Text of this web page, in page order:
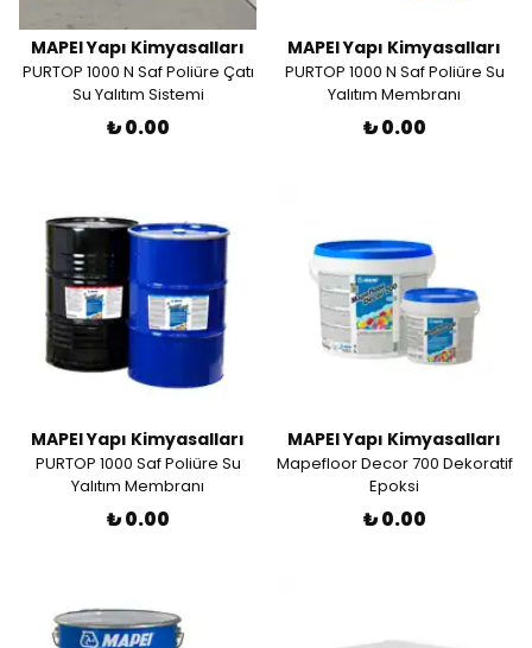
MAPEI Yapı Kimyasalları
PURTOP 1000 N Saf Poliüre Çatı
Su Yalıtım Sistemi
₺ 0.00
MAPEI Yapı Kimyasalları
PURTOP 1000 N Saf Poliüre Su
Yalıtım Membranı
₺ 0.00
MAPEI Yapı Kimyasalları
PURTOP 1000 Saf Poliüre Su
Yalıtım Membranı
₺ 0.00
MAPEI Yapı Kimyasalları
Mapefloor Decor 700 Dekoratif
Epoksi
₺ 0.00